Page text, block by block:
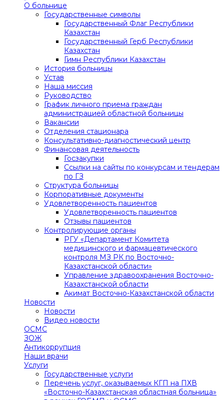
О больнице
Государственные символы
Государственный Флаг Республики
Казахстан
Государственный Герб Республики
Казахстан
Гимн Республики Казахстан
История больницы
Устав
Наша миссия
Руководство
График личного приема граждан
администрацией областной больницы
Вакансии
Отделения стационара
Консультативно-диагностический центр
Финансовая деятельность
Госзакупки
Ссылки на сайты по конкурсам и тендерам
по ГЗ
Структура больницы
Корпоративные документы
Удовлетворенность пациентов
Удовлетворенность пациентов
Отзывы пациентов
Контролирующие органы
РГУ «Департамент Комитета
медицинского и фармацевтического
контроля МЗ РК по Восточно-
Казахстанской области»
Управление здравоохранения Восточно-
Казахстанской области
Акимат Восточно-Казахстанской области
Новости
Новости
Видео новости
ОСМС
ЗОЖ
Антикоррупция
Наши врачи
Услуги
Государственные услуги
Перечень услуг, оказываемых КГП на ПХВ
«Восточно-Казахстанская областная больница»